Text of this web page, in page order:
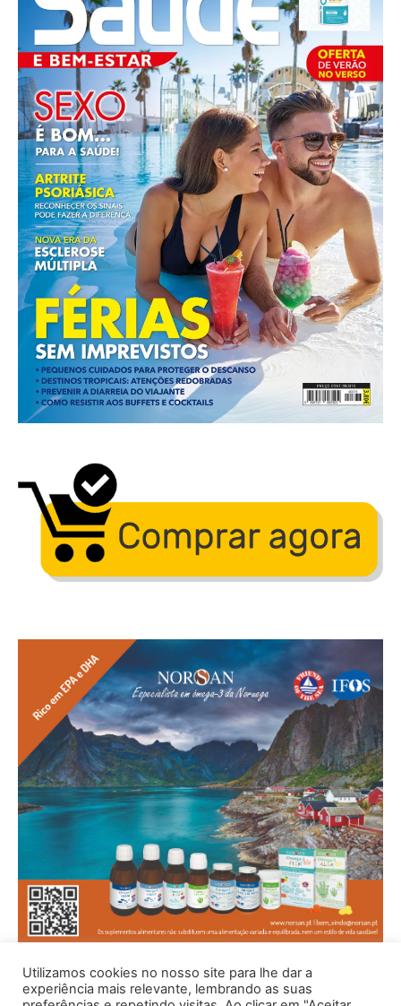
Utilizamos cookies no nosso site para lhe dar a
experiência mais relevante, lembrando as suas